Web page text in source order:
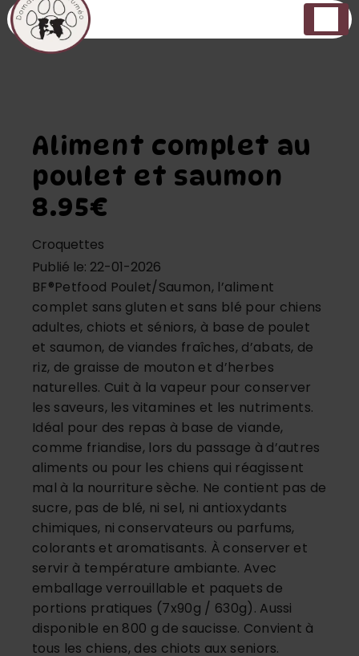
Aliment complet au
poulet et saumon
8.95€
Croquettes
Publié le: 22-01-2026
BF®Petfood Poulet/Saumon, l’aliment
complet sans gluten et sans blé pour chiens
adultes, chiots et séniors, à base de poulet
et saumon, de viandes fraîches, d’abats, de
riz, de graisse de mouton et d’herbes
naturelles. Cuit à la vapeur pour conserver
les saveurs, les vitamines et les nutriments.
Idéal pour des repas à base de viande,
comme friandise, lors du passage à d’autres
aliments ou pour les chiens qui réagissent
mal à la nourriture sèche. Ne contient pas de
sucre, pas de blé, ni sel, ni antioxydants
chimiques, ni conservateurs ou parfums,
colorants et aromatisants. À conserver et
servir à température ambiante. Avec
emballage verrouillable et paquets de
portions pratiques (7x90g / 630g). Aussi
disponible en 800 g de saucisse. Convient à
tous les chiens, des chiots aux seniors.
Panneau de gestion des cookies